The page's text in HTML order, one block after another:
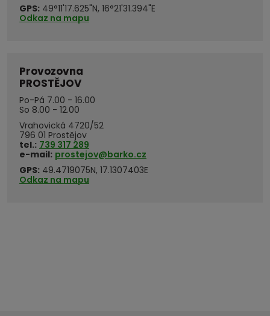
GPS: 49°11'17.625"N, 16°21'31.394"E
Odkaz na mapu
Provozovna
PROSTĚJOV
Po-Pá 7.00 - 16.00
So 8.00 - 12.00
Vrahovická 4720/52
796 01 Prostějov
tel.: 739 317 289
e-mail: prostejov@barko.cz
GPS: 49.4719075N, 17.1307403E
Odkaz na mapu